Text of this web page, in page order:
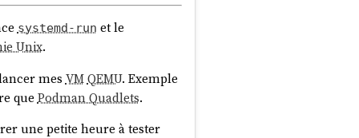
systemd-run et le
Unix.
mes VMQEMU. Exemple
que Podman Quadlets.
une petite heure à tester